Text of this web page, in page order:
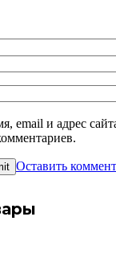
email и адрес
Оставить